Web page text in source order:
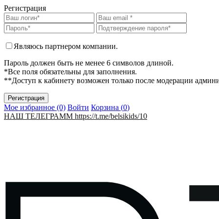
Регистрация
Являюсь партнером компании.
Пароль должен быть не менее 6 символов длиной.
*Все поля обязательны для заполнения.
**Доступ к кабинету возможен только после модерации
Мое избранное (0) Войти Корзина (0)
НАШ ТЕЛЕГРАММ https://t.me/belsikids/10